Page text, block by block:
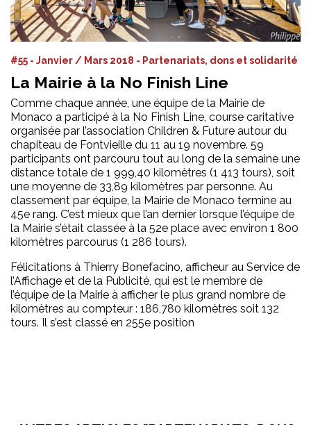
#55 - Janvier / Mars 2018 - Partenariats, dons et solidarité
La Mairie à la No Finish Line
Comme chaque année, une équipe de la Mairie de
Monaco a participé à la No Finish Line, course caritative
organisée par l’association Children & Future autour du
chapiteau de Fontvieille du 11 au 19 novembre. 59
participants ont parcouru tout au long de la semaine une
distance totale de 1 999,40 kilomètres (1 413 tours), soit
une moyenne de 33,89 kilomètres par personne. Au
classement par équipe, la Mairie de Monaco termine au
45e rang. C’est mieux que l’an dernier lorsque l’équipe de
la Mairie s’était classée à la 52e place avec environ 1 800
kilomètres parcourus (1 286 tours).
Félicitations à Thierry Bonefacino, afficheur au Service de
l’Affichage et de la Publicité, qui est le membre de
l’équipe de la Mairie à afficher le plus grand nombre de
kilomètres au compteur : 186,780 kilomètres soit 132
tours. Il s’est classé en 255e position